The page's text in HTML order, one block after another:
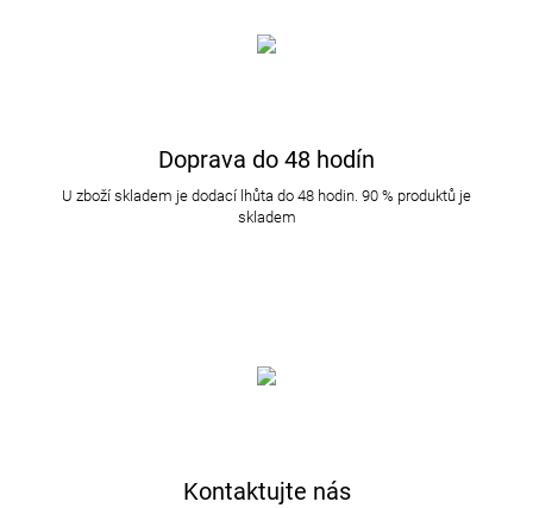
Doprava do 48 hodín
U zboží skladem je dodací lhůta do 48 hodin. 90 % produktů je
skladem
Kontaktujte nás